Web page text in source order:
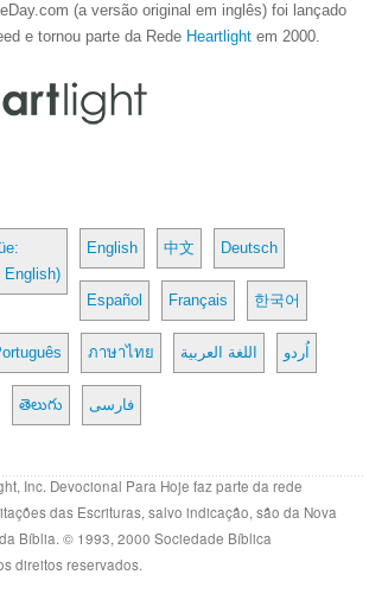
(a versão original em inglês) foi lançado
e tornou parte da Rede Heartlight em 2000.
English)
English 中文 Deutsch
Español Français 한국어
ภาษาไทย اللغة العربية اُردو
తెలుగు فارسی
Inc. Devocional Para Hoje faz parte da rede
das Escrituras, salvo indicação, são da Nova
Bíblia. © 1993, 2000 Sociedade Bíblica
direitos reservados.